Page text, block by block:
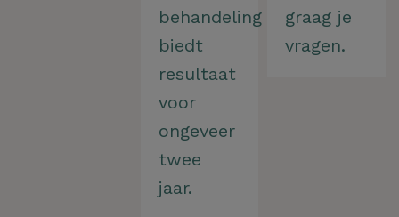
behandeling
biedt
resultaat
voor
ongeveer
twee
jaar.
graag je
vragen.